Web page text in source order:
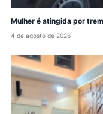
Mulher é atingida por
4 de agosto de 2026